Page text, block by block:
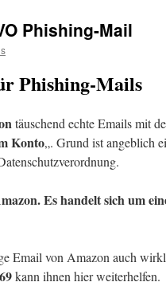
Phishing-Mail
Phishing-Mails
täuschend echte Emails mit
Konto„. Grund ist angeblich
Es handelt sich um
Email von Amazon auch
kann ihnen hier weiterhelfen.